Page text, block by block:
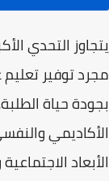
يتجاوز التحدي
مجرد توفير
بجودة حياة
الأكاديمي
الأبعاد